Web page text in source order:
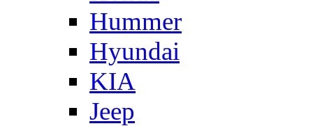
Hummer
Hyundai
KIA
Jeep